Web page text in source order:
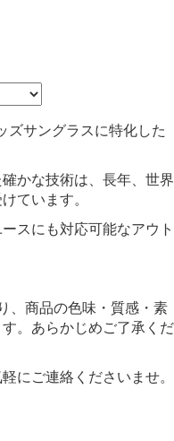
ズサングラスに特化した
かな技術は、長年、世界
ています。
スにも対応可能なアウト
、商品の色味・質感・素
。あらかじめご了承くだ
にご連絡くださいませ。